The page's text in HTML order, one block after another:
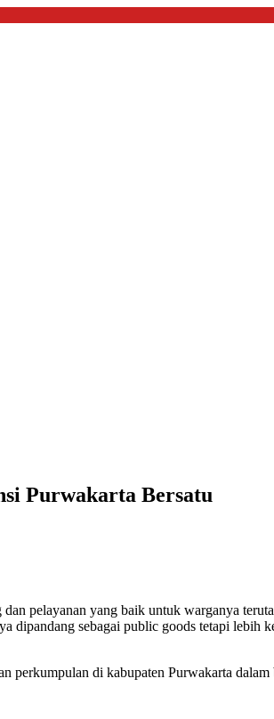
Purwakarta Bersatu
pelayanan yang baik untuk warganya
dipandang sebagai public goods tetapi lebih
di kabupaten Purwakarta dalam